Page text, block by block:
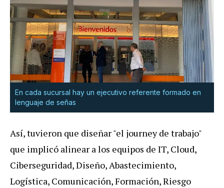
En cada sucursal hay un ejecutivo referente formado en
lenguaje de señas
Así, tuvieron que diseñar "el journey de trabajo"
que implicó alinear a los equipos de IT, Cloud,
Ciberseguridad, Diseño, Abastecimiento,
Logística, Comunicación, Formación, Riesgo